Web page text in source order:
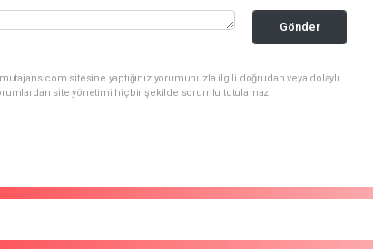
Gönder
sitesine yaptığınız yorumunuzla ilgili doğrudan veya dolaylı
site yönetimi hiçbir şekilde sorumlu tutulamaz.